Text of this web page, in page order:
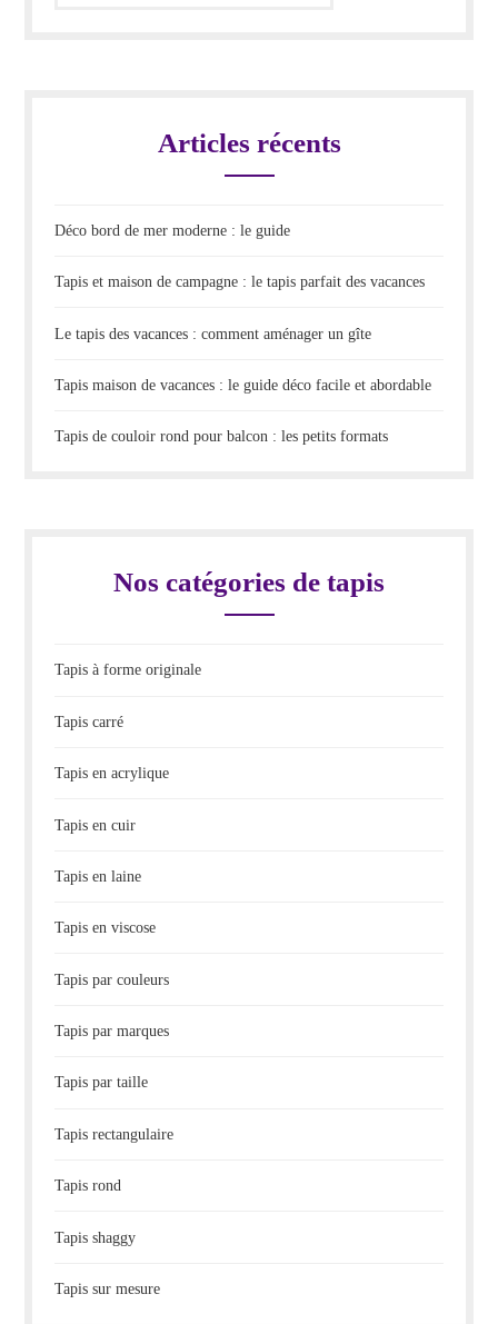
Articles récents
Déco bord de mer moderne : le guide
Tapis et maison de campagne : le tapis parfait des vacances
Le tapis des vacances : comment aménager un gîte
Tapis maison de vacances : le guide déco facile et abordable
Tapis de couloir rond pour balcon : les petits formats
Nos catégories de tapis
Tapis à forme originale
Tapis carré
Tapis en acrylique
Tapis en cuir
Tapis en laine
Tapis en viscose
Tapis par couleurs
Tapis par marques
Tapis par taille
Tapis rectangulaire
Tapis rond
Tapis shaggy
Tapis sur mesure